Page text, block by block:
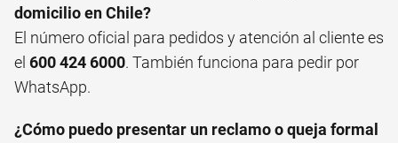
domicilio en Chile?
El número oficial para pedidos y atención al cliente es
el 600 424 6000. También funciona para pedir por
WhatsApp.
¿Cómo puedo presentar un reclamo o queja formal